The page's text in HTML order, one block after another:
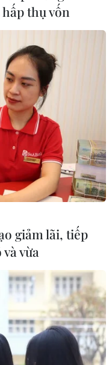
KHÚC THANH
sử dụng
thụ vốn
giảm lãi, tiếp
vừa